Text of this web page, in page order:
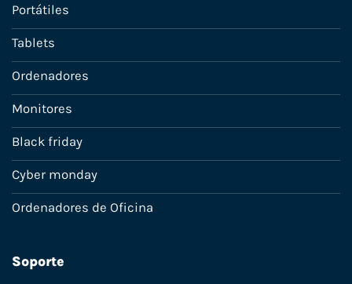
Portátiles
Tablets
Ordenadores
Monitores
Black friday
Cyber monday
Ordenadores de Oficina
Soporte